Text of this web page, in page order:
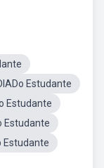
Estudante
Estudante
Estudante
Estudante